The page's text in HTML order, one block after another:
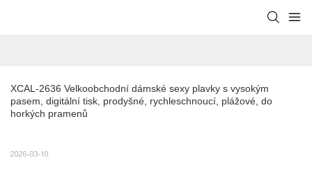
XCAL-2636 Velkoobchodní dámské sexy plavky s vysokým
pasem, digitální tisk, prodyšné, rychleschnoucí, plážové, do
horkých pramenů
2026-03-10